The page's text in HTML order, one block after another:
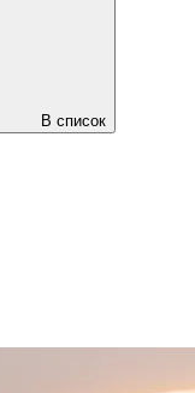
В список